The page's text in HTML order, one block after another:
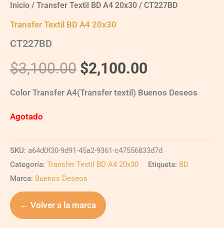
Inicio / Transfer Textil BD A4 20x30 / CT227BD
Transfer Textil BD A4 20x30
CT227BD
$3,100.00 $2,100.00
Color Transfer A4(Transfer textil) Buenos Deseos
Agotado
SKU: a64d0f30-9d91-45a2-9361-c47556833d7d
Categoría: Transfer Textil BD A4 20x30 Etiqueta: BD
Marca: Buenos Deseos
← Volver a la marca